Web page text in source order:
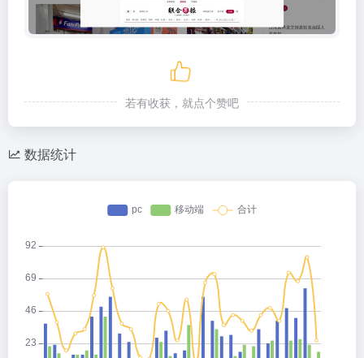
若有收获，就点个赞吧
数据统计